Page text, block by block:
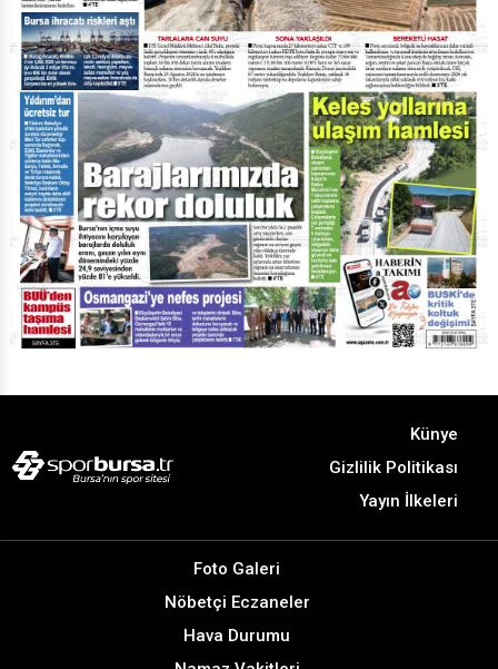
Künye
Gizlilik Politikası
Yayın İlkeleri
Foto Galeri
Nöbetçi Eczaneler
Hava Durumu